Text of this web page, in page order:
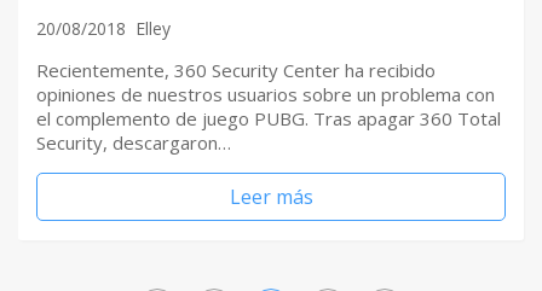
20/08/2018 Elley
Recientemente, 360 Security Center ha recibido
opiniones de nuestros usuarios sobre un problema con
el complemento de juego PUBG. Tras apagar 360 Total
Security, descargaron…
Leer más